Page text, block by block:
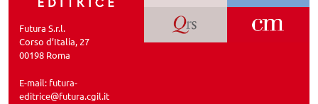
Futura S.r.l.
Corso d’Italia, 27
00198 Roma
E-mail: futura-
editrice@futura.cgil.it